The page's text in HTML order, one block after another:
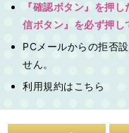
『確認ボタン』を押
信ボタン』を必ず押し
PCメールからの拒否
せん。
利用規約は こちら